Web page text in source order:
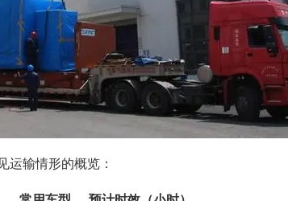
运输情形的概览：